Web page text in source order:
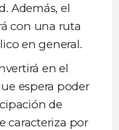
Además, el
con una ruta
en general.
en el
espera poder
de
caracteriza por